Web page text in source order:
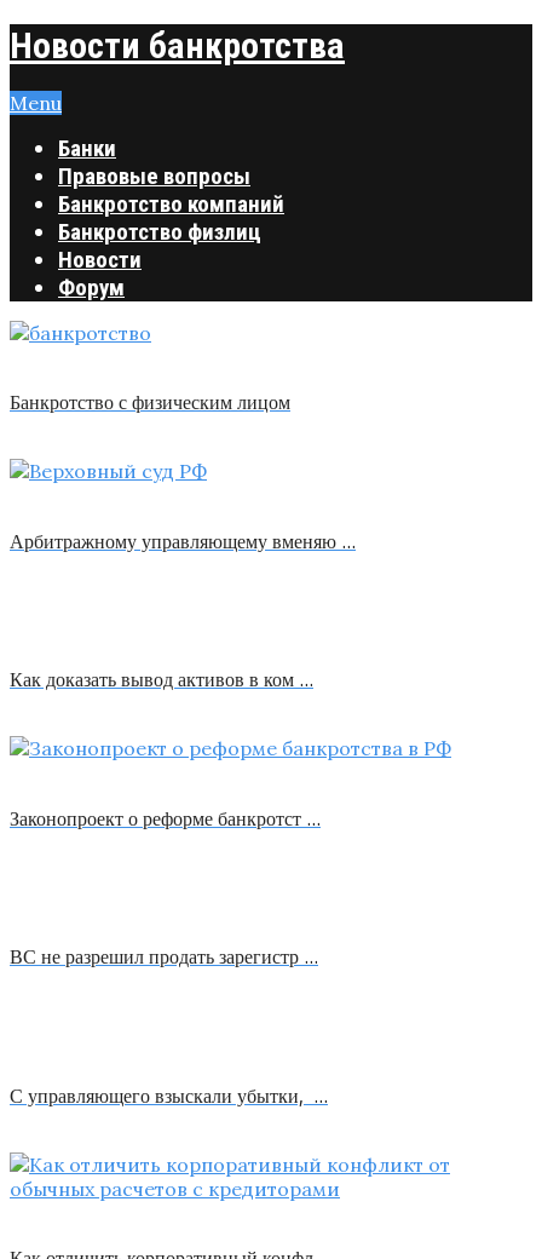
Новости банкротства
Menu
Банки
Правовые вопросы
Банкротство компаний
Банкротство физлиц
Новости
Форум
Банкротство с физическим лицом
Арбитражному управляющему вменяю …
Как доказать вывод активов в ком …
Законопроект о реформе банкротст …
ВС не разрешил продать зарегистр …
С управляющего взыскали убытки, …